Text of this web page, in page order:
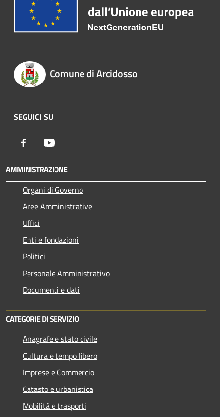
Comune di Arcidosso
SEGUICI SU
Facebook
AMMINISTRAZIONE
Organi di Governo
Aree Amministrative
Uffici
Enti e fondazioni
Politici
Personale Amministrativo
Documenti e dati
CATEGORIE DI SERVIZIO
Anagrafe e stato civile
Cultura e tempo libero
Imprese e Commercio
Catasto e urbanistica
Mobilità e trasporti